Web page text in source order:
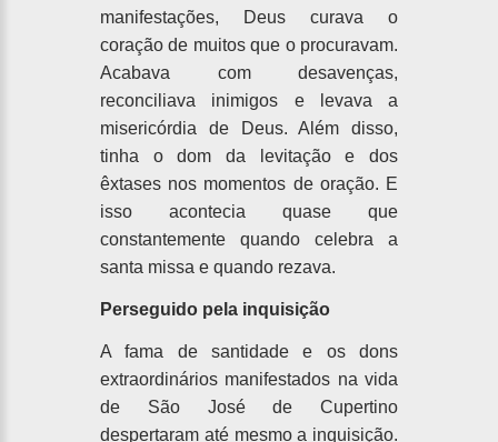
manifestações, Deus curava o
coração de muitos que o procuravam.
Acabava com desavenças,
reconciliava inimigos e levava a
misericórdia de Deus. Além disso,
tinha o dom da levitação e dos
êxtases nos momentos de oração. E
isso acontecia quase que
constantemente quando celebra a
santa missa e quando rezava.
Perseguido pela inquisição
A fama de santidade e os dons
extraordinários manifestados na vida
de São José de Cupertino
despertaram até mesmo a inquisição.